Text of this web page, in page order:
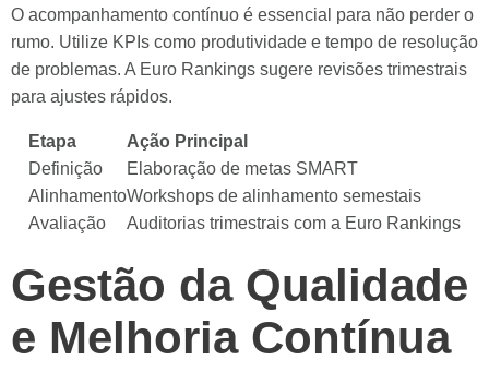
O acompanhamento contínuo é essencial para não perder o
rumo. Utilize KPIs como produtividade e tempo de resolução
de problemas. A Euro Rankings sugere revisões trimestrais
para ajustes rápidos.
Etapa
Ação Principal
Definição
Elaboração de metas SMART
AlinhamentoWorkshops de alinhamento semestais
Avaliação
Auditorias trimestrais com a Euro Rankings
Gestão da Qualidade
e Melhoria Contínua